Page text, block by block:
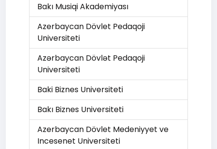
Bakı Musiqi Akademiyası
Azerbaycan Dövlet Pedaqoji
Universiteti
Azərbaycan Dövlət Pedaqoji
Universiteti
Baki Biznes Universiteti
Bakı Biznes Universiteti
Azerbaycan Dövlet Medeniyyet ve
Incesenet Universiteti